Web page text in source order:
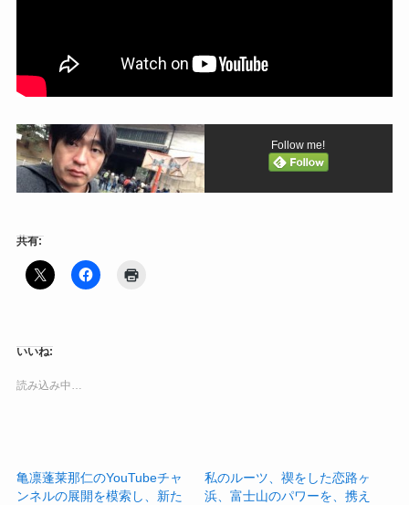
Follow me!
共有:
いいね:
読み込み中…
亀凛蓬莱那仁のYouTubeチャ
ンネルの展開を模索し、新た
私のルーツ、禊をした恋路ヶ
浜、富士山のパワーを、携え